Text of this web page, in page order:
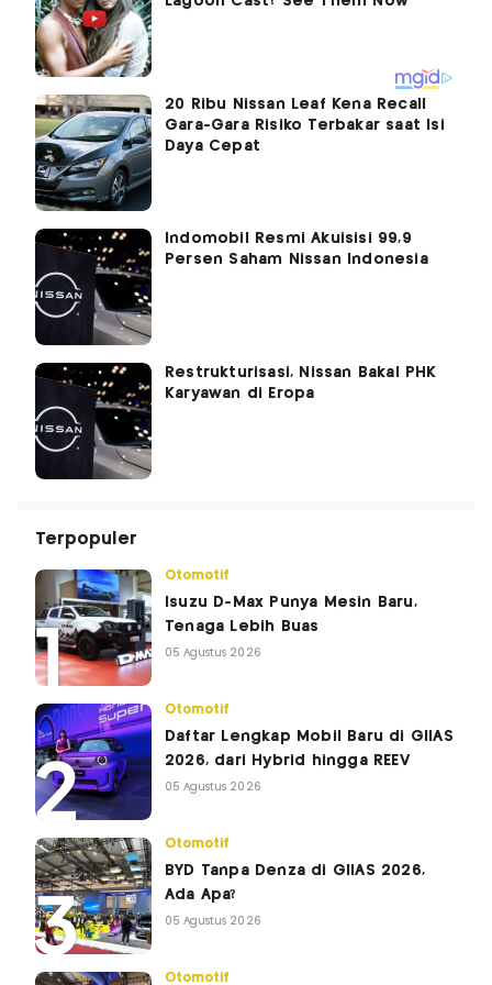
20 Ribu Nissan Leaf Kena Recall
Gara-Gara Risiko Terbakar saat Isi
Daya Cepat
Indomobil Resmi Akuisisi 99,9
Persen Saham Nissan Indonesia
Restrukturisasi, Nissan Bakal PHK
Karyawan di Eropa
Terpopuler
Otomotif
Isuzu D-Max Punya Mesin Baru,
Tenaga Lebih Buas
05 Agustus 2026
Otomotif
Daftar Lengkap Mobil Baru di GIIAS
2026, dari Hybrid hingga REEV
05 Agustus 2026
Otomotif
BYD Tanpa Denza di GIIAS 2026,
Ada Apa?
05 Agustus 2026
Otomotif